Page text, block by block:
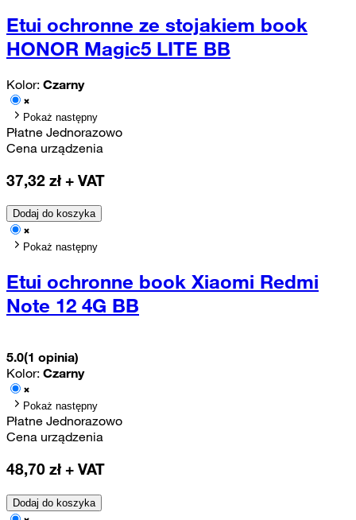
Etui ochronne ze stojakiem book
HONOR Magic5 LITE BB
Kolor: Czarny
Pokaż następny
Płatne Jednorazowo
Cena urządzenia
37,32 zł + VAT
Dodaj do koszyka
Pokaż następny
Etui ochronne book Xiaomi Redmi
Note 12 4G BB
5.0(1 opinia)
Kolor: Czarny
Pokaż następny
Płatne Jednorazowo
Cena urządzenia
48,70 zł + VAT
Dodaj do koszyka